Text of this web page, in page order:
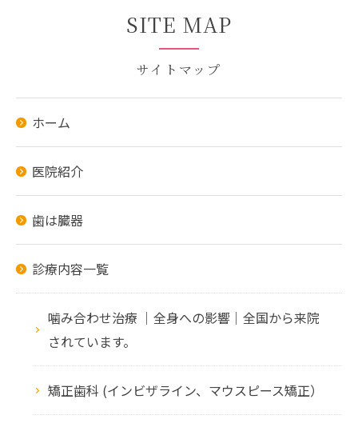
サイトマップ
SITE MAP
ホーム
医院紹介
歯は臓器
診療内容一覧
噛み合わせ治療 ｜全身への影響｜全国から来院
されています。
矯正歯科 (インビザライン、マウスピース矯正）